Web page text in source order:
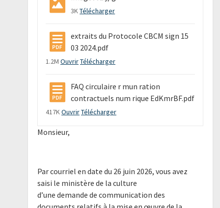
3KTélécharger
extraits du Protocole CBCM sign 15
03 2024.pdf
1.2M OuvrirTélécharger
FAQ circulaire r mun ration
contractuels num rique EdKmrBF.pdf
417K OuvrirTélécharger
Monsieur,
Par courriel en date du 26 juin 2026, vous avez
saisi le ministère de la culture
d’une demande de communication des